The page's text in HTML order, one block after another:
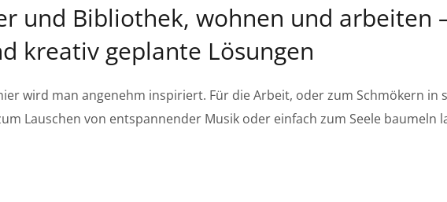
und Bibliothek, wohnen und arbeiten
kreativ geplante Lösungen
wird man angenehm inspiriert. Für die Arbeit, oder zum Schmökern in
Lauschen von entspannender Musik oder einfach zum Seele baumeln